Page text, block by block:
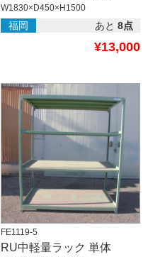
W1830×D450×H1500
福岡 あと8点
¥13,000
FE1119-5
RU中軽量ラック 単体